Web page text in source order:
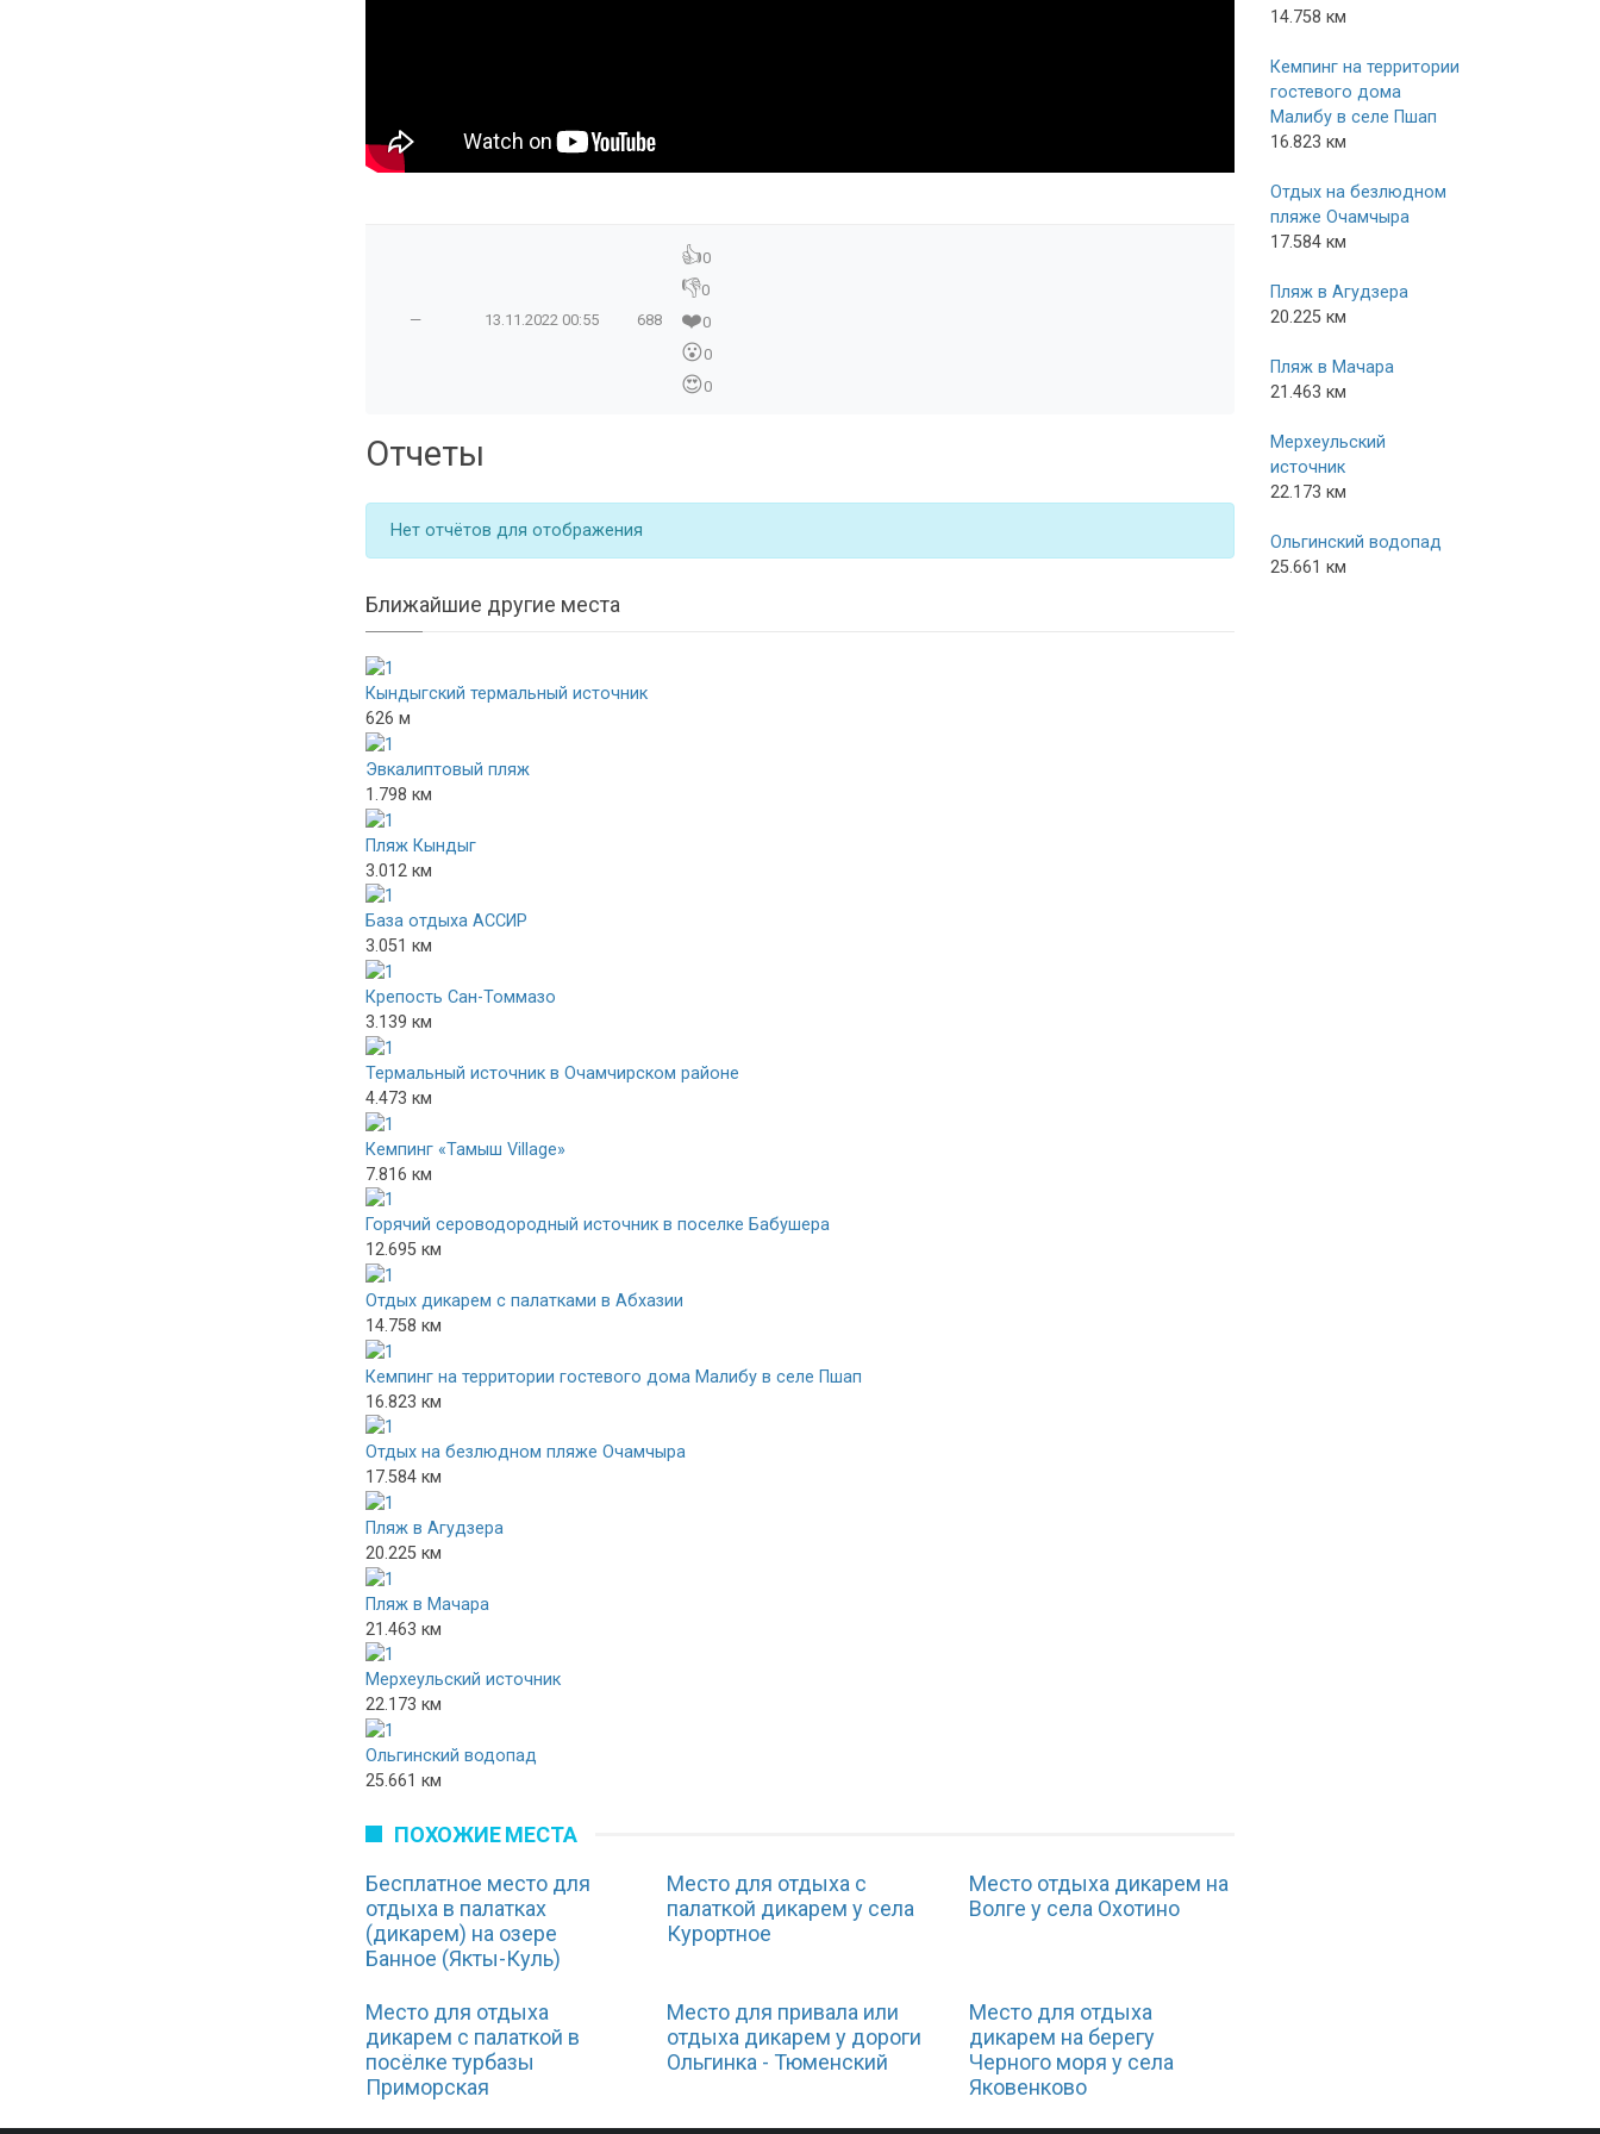
— 13.11.2022 00:55 688
👍0
👎0
❤️0
😮0
😍0
Отчеты
Нет отчётов для отображения
Ближайшие другие места
Кындыгский термальный источник
626 м
Эвкалиптовый пляж
1.798 км
Пляж Кындыг
3.012 км
База отдыха АССИР
3.051 км
Крепость Сан-Томмазо
3.139 км
Термальный источник в Очамчирском районе
4.473 км
Кемпинг «Тамыш Village»
7.816 км
Горячий сероводородный источник в поселке Бабушера
12.695 км
Отдых дикарем с палатками в Абхазии
14.758 км
Кемпинг на территории гостевого дома Малибу в селе Пшап
16.823 км
Отдых на безлюдном пляже Очамчыра
17.584 км
Пляж в Агудзера
20.225 км
Пляж в Мачара
21.463 км
Мерхеульский источник
22.173 км
Ольгинский водопад
25.661 км
ПОХОЖИЕ МЕСТА
Бесплатное место для
отдыха в палатках
(дикарем) на озере
Банное (Якты-Куль)
Место для отдыха с
палаткой дикарем у села
Курортное
Место отдыха дикарем на
Волге у села Охотино
Место для отдыха
дикарем с палаткой в
посёлке турбазы
Приморская
Место для привала или
отдыха дикарем у дороги
Ольгинка - Тюменский
Место для отдыха
дикарем на берегу
Черного моря у села
Яковенково
14.758 км
Кемпинг на территории
гостевого дома
Малибу в селе Пшап
16.823 км
Отдых на безлюдном
пляже Очамчыра
17.584 км
Пляж в Агудзера
20.225 км
Пляж в Мачара
21.463 км
Мерхеульский
источник
22.173 км
Ольгинский водопад
25.661 км